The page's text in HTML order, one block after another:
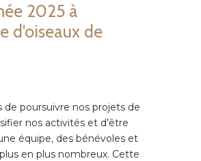
2025 à
d’oiseaux de
de poursuivre nos projets de
nos activités et d’être
équipe, des bénévoles et
en plus nombreux. Cette